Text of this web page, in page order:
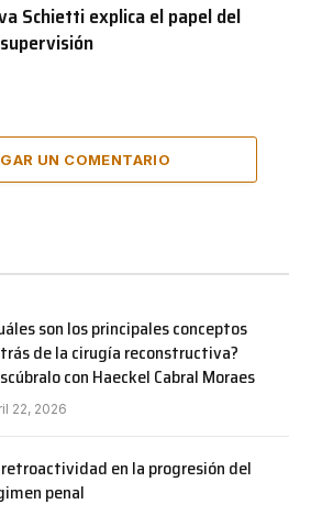
Schietti explica el papel del
UN COMENTARIO
son los principales conceptos
de la cirugía reconstructiva?
con Haeckel Cabral Moraes
22, 2026
retroactividad en la progresión del
penal